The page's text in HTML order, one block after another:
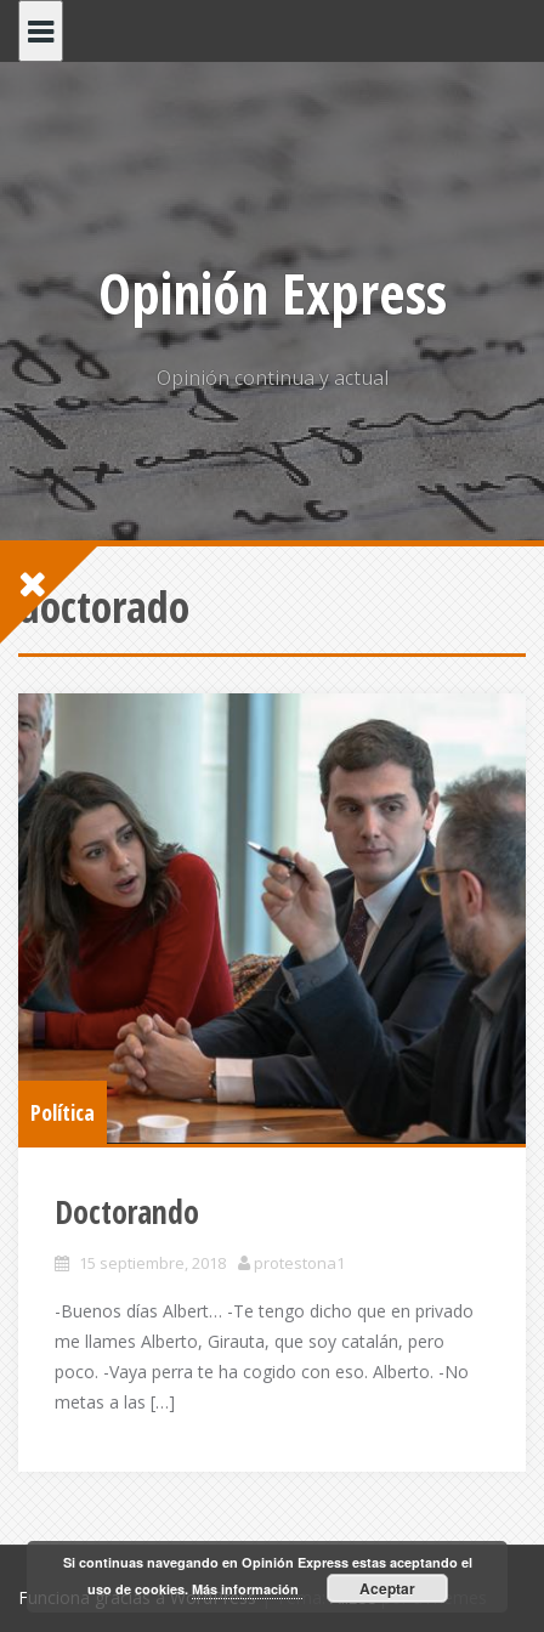
Opinión Express
Opinión continua y actual
doctorado
Política
Doctorando
15 septiembre, 2018 protestona1
-Buenos días Albert… -Te tengo dicho que en privado
me llames Alberto, Girauta, que soy catalán, pero
poco. -Vaya perra te ha cogido con eso. Alberto. -No
metas a las […]
Funciona gracias a WordPress |Tema:Alizeepor aThemes
Si continuas navegando en Opinión Express estas aceptando el
uso de cookies. Más información Aceptar